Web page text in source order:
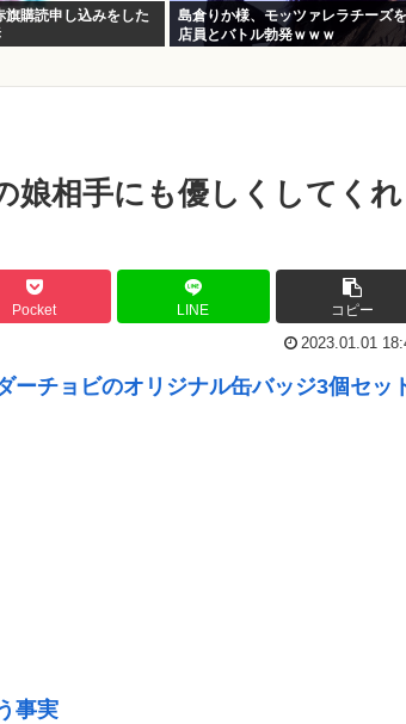
購読申し込みをした
島倉りか様、モッツァレラチーズ
店員とバトル勃発ｗｗｗ
娘相手にも優しくしてくれ
Pocket LINE コピー
2023.01.01
ーチョビのオリジナル缶バッジ3個セッ
事実